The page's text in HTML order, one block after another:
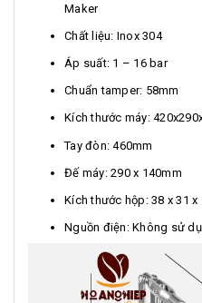
Maker
Chất liệu: Inox 304
Áp suất: 1 – 16 bar
Chuẩn tamper: 58mm
Kích thước máy:
Tay đòn: 460mm
Đế máy: 290 x 140mm
Kích thước hộp: 38 x 31 x
Nguồn điện: Không sử